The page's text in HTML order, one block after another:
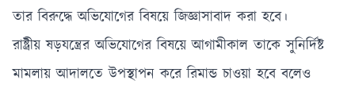
তার বিরুদ্ধে অভিযোগের বিষয়ে জিজ্ঞাসাবাদ করা হবে।
রাষ্ট্রীয় ষড়যন্ত্রের অভিযোগের বিষয়ে আগামীকাল তাকে সুনির্দিষ্ট
মামলায় আদালতে উপস্থাপন করে রিমান্ড চাওয়া হবে বলেও